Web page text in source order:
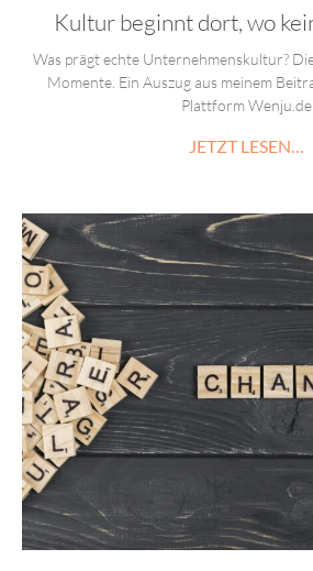
Kultur beginnt dort, wo
Was prägt echte Unternehmenskultur?
Momente. Ein Auszug aus meinem
Plattform Wenju.de
JETZT LESEN…